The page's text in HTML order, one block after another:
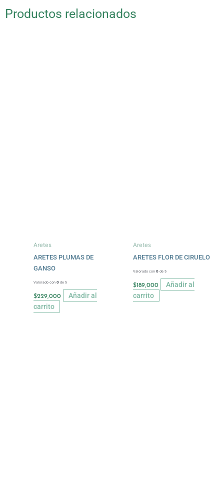
Productos relacionados
Aretes
ARETES PLUMAS DE
GANSO
Valorado con0 de 5
$229,000
Añadir al
carrito
Aretes
ARETES FLOR DE CIRUELO
Valorado con 0de 5
$189,000
Añadir al
carrito